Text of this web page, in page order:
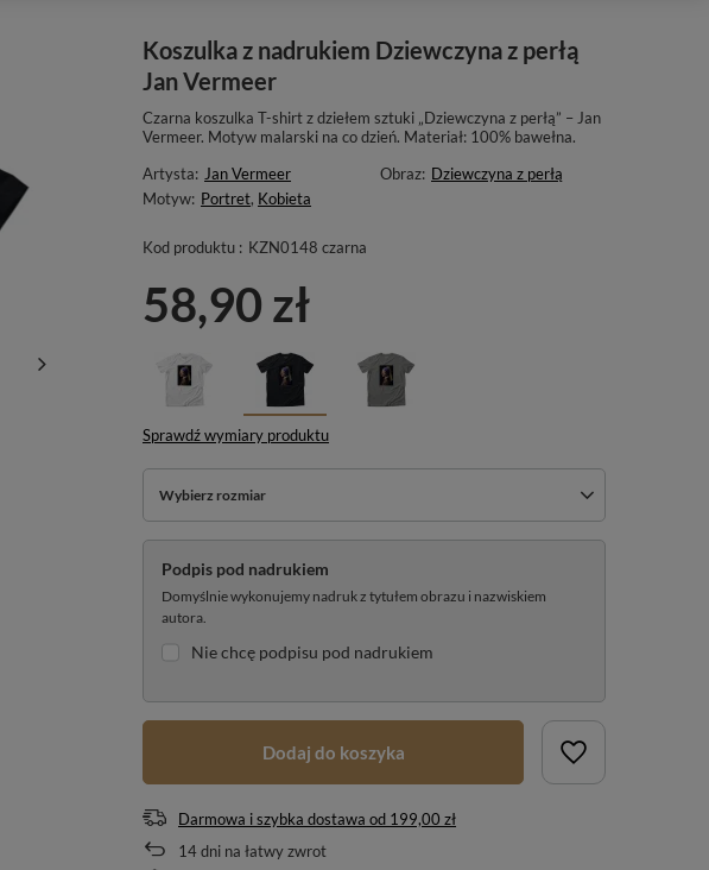
Koszulka z nadrukiem Dziewczyna z perłą
Jan Vermeer
Czarna koszulka T-shirt z dziełem sztuki „Dziewczyna z perłą” – Jan
Vermeer. Motyw malarski na co dzień. Materiał: 100% bawełna.
Artysta: Jan Vermeer Obraz: Dziewczyna z perłą
Motyw: Portret, Kobieta
Kod produktu : KZN0148 czarna
58,90 zł
Sprawdź wymiary produktu
Wybierz rozmiar
Podpis pod nadrukiem
Domyślnie wykonujemy nadruk z tytułem obrazu i nazwiskiem
autora.
Nie chcę podpisu pod nadrukiem
Dodaj do koszyka
Darmowa i szybka dostawa od 199,00 zł
14dni na łatwy zwrot